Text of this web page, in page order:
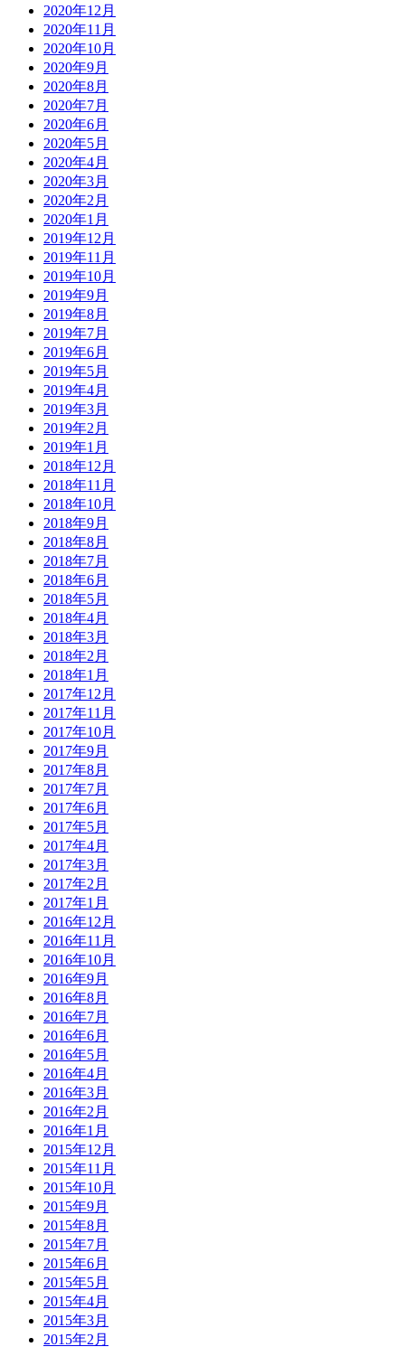
2020年12月
2020年11月
2020年10月
2020年9月
2020年8月
2020年7月
2020年6月
2020年5月
2020年4月
2020年3月
2020年2月
2020年1月
2019年12月
2019年11月
2019年10月
2019年9月
2019年8月
2019年7月
2019年6月
2019年5月
2019年4月
2019年3月
2019年2月
2019年1月
2018年12月
2018年11月
2018年10月
2018年9月
2018年8月
2018年7月
2018年6月
2018年5月
2018年4月
2018年3月
2018年2月
2018年1月
2017年12月
2017年11月
2017年10月
2017年9月
2017年8月
2017年7月
2017年6月
2017年5月
2017年4月
2017年3月
2017年2月
2017年1月
2016年12月
2016年11月
2016年10月
2016年9月
2016年8月
2016年7月
2016年6月
2016年5月
2016年4月
2016年3月
2016年2月
2016年1月
2015年12月
2015年11月
2015年10月
2015年9月
2015年8月
2015年7月
2015年6月
2015年5月
2015年4月
2015年3月
2015年2月